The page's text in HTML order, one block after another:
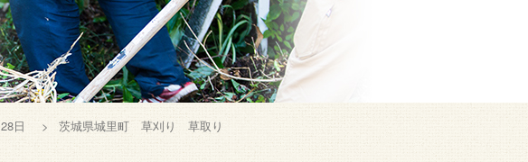
28日 > 茨城県城里町 草刈り 草取り